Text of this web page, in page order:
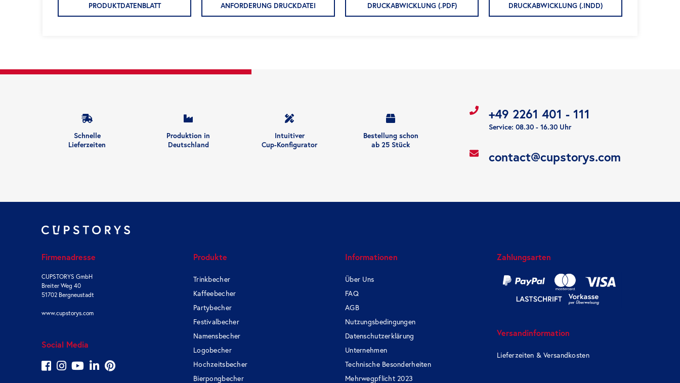
PRODUKTDATENBLATT ANFORDERUNG DRUCKDATEI DRUCKABWICKLUNG (.PDF) DRUCKABWICKLUNG (.INDD)
Schnelle
Lieferzeiten
Produktion in
Deutschland
Intuitiver
Cup-Konfigurator
Bestellung schon
ab 25 Stück
+49 2261 401 - 111
Service: 08.30 - 16.30 Uhr
contact@cupstorys.com
Firmenadresse
CUPSTORYS GmbH
Breiter Weg 40
51702 Bergneustadt
www.cupstorys.com
Social Media
Produkte
Trinkbecher
Kaffeebecher
Partybecher
Festivalbecher
Namensbecher
Logobecher
Hochzeitsbecher
Bierpongbecher
Informationen
Über Uns
FAQ
AGB
Nutzungsbedingungen
Datenschutzerklärung
Unternehmen
Technische Besonderheiten
Mehrwegpflicht 2023
Zahlungsarten
Versandinformation
Lieferzeiten & Versandkosten